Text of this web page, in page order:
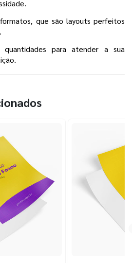
que são layouts perfeitos
quantidades para atender a sua